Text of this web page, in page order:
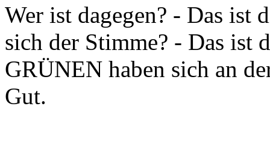
Wer ist dagegen? - Das ist
sich der Stimme? - Das
GRÜNEN haben sich an
Gut.